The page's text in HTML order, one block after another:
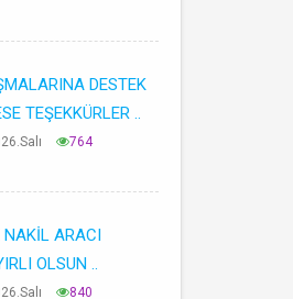
DESTEK
TEŞEKKÜRLER ..
764
NAKİL ARACI
OLSUN ..
840